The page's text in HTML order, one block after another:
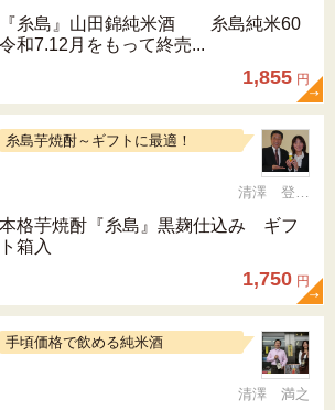
『糸島』山田錦純米酒 糸島純米60
令和7.12月をもって終売...
1,855 円
糸島芋焼酎～ギフトに最適！
清澤 登希子
本格芋焼酎『糸島』黒麹仕込み ギフ
ト箱入
1,750 円
手頃価格で飲める純米酒
清澤 満之